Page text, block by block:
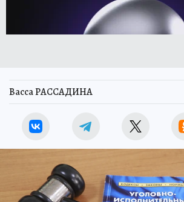
Васса РАССАДИНА